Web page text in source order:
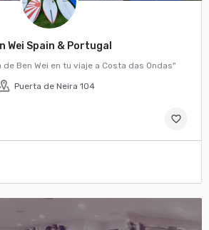
Wei Spain & Portugal
de Ben Wei en tu viaje a Costa das Ondas"
Puerta de Neira 104
favorite_border